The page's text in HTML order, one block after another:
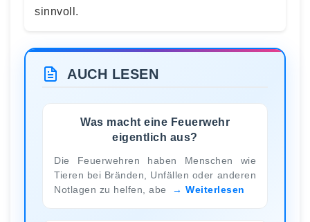
sinnvoll.
AUCH LESEN
Was macht eine Feuerwehr
eigentlich aus?
Die Feuerwehren haben Menschen wie
Tieren bei Bränden, Unfällen oder anderen
Notlagen zu helfen, abe
Weiterlesen